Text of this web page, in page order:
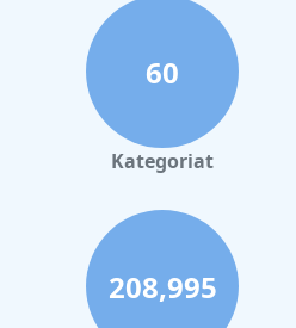
60
Kategoriat
208,995